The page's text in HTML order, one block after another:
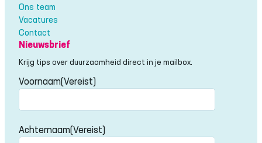
Ons team
Vacatures
Contact
Nieuwsbrief
Krijg tips over duurzaamheid direct in je mailbox.
Voornaam(Vereist)
Achternaam(Vereist)